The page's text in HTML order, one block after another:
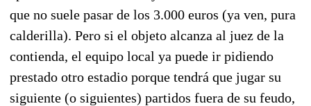
que no suele pasar de los 3.000 euros (ya ven, pura
calderilla). Pero si el objeto alcanza al juez de la
contienda, el equipo local ya puede ir pidiendo
prestado otro estadio porque tendrá que jugar su
siguiente (o siguientes) partidos fuera de su feudo,